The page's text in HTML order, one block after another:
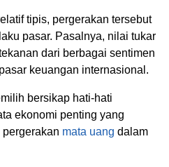
tipis, pergerakan tersebut
pasar. Pasalnya, nilai tukar
dari berbagai sentimen
keuangan internasional.
bersikap hati-hati
ekonomi penting yang
mata uang dalam